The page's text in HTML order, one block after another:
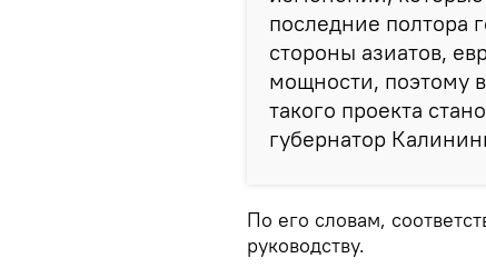
последние полтора
стороны азиатов,
мощности, поэтому
такого проекта
губернатор
По его словам,
руководству.